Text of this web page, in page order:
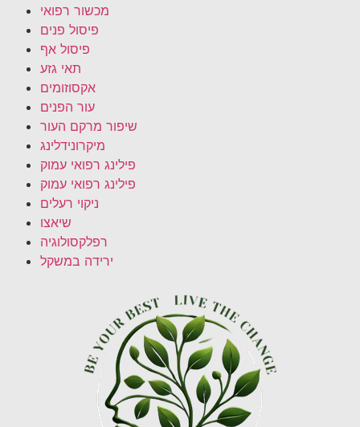
מכשור רפואי
פיסול פנים
פיסול אף
תאי גזע
אקסוזומים
עור הפנים
שיפור מרקם העור
מיקרונידלינג
פילינג רפואי עמוק
פילינג רפואי עמוק
ניקוי רעלים
שיאצו
רפלקסולוגיה
ירידה במשקל